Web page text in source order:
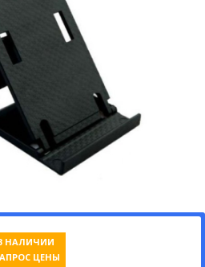
НАЛИЧИИ
ЦЕНЫ